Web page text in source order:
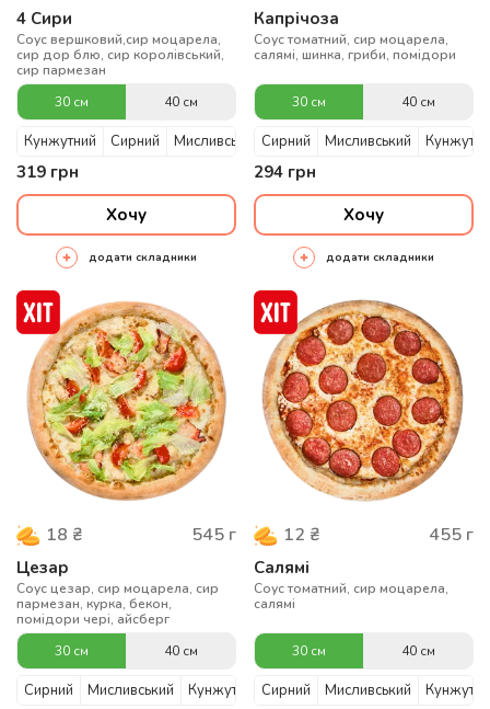
4 Сири
Соус вершковий,сир моцарела,
сир дор блю, сир королівський,
сир пармезан
30 см
40 см
Кунжутний Сирний Мисливський
319 грн
Хочу
додати складники
Капрічоза
Соус томатний, сир моцарела,
салямі, шинка, гриби, помідори
30 см 40 см
Сирний Мисливський
294 грн
Хочу
додати складники
18 ₴ 545 г
Цезар
Соус цезар, сир моцарела, сир
пармезан, курка, бекон,
помідори чері, айсберг
30 см
40 см
Сирний Мисливський Кунжутний
12 ₴ 455 г
Салямі
Соус томатний, сир моцарела,
салямі
30 см 40 см
Сирний Мисливський